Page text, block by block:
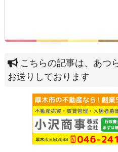
こちらの記事は、あつ
お送りしております